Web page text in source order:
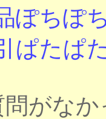
ぽちぽ
ぱたぱ
がな